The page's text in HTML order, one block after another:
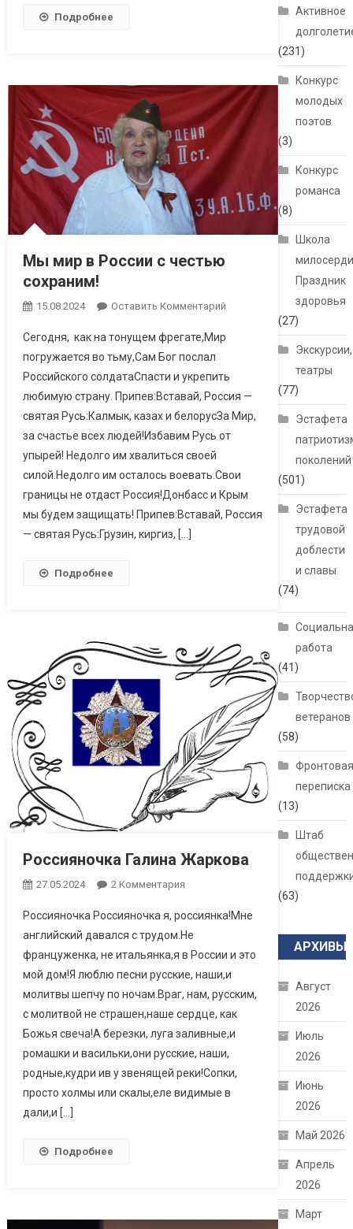
Подробнее
Мы мир в России с честью
сохраним!
15.08.2024 Оставить Комментарий
Сегодня, как на тонущем фрегате,Мир
погружается во тьму,Сам Бог послал
Российского солдатаСпасти и укрепить
любимую страну. Припев:Вставай, Россия —
святая Русь:Калмык, казах и белорусЗа Мир,
за счастье всех людей!Избавим Русь от
упырей! Недолго им хвалиться своей
силой.Недолго им осталось воевать.Свои
границы не отдаст Россия!Донбасс и Крым
мы будем защищать! Припев:Вставай, Россия
— святая Русь:Грузин, киргиз, […]
Подробнее
Россияночка Галина Жаркова
27.05.2024 2 Комментария
Галина Жаркова
Россияночка Роcсияночка я, россиянка!Мне
английский давался с трудом.Не
француженка, не итальянка,я в России и это
мой дом!Я люблю песни русские, наши,и
молитвы шепчу по ночам.Враг, нам, русским,
с молитвой не страшен,наше сердце, как
Божья свеча!А березки, луга заливные,и
ромашки и васильки,они русские, наши,
родные,кудри ив у звенящей реки!Сопки,
просто холмы или скалы,еле видимые в
дали,и […]
Подробнее
Активное
(231)
Конкурс
молодых
поэтов
(3)
Конкурс
романса
(8)
Школа
Праздник
здоровья
(27)
Экскурсии,
театры
(77)
Эстафета
поколений
(501)
Эстафета
трудовой
доблести
и славы
(74)
работа
(41)
ветеранов
(58)
переписка
(13)
Штаб
(63)
АРХИВЫ
Август
2026
Июль
2026
Июнь
2026
Май 2026
Апрель
2026
Март